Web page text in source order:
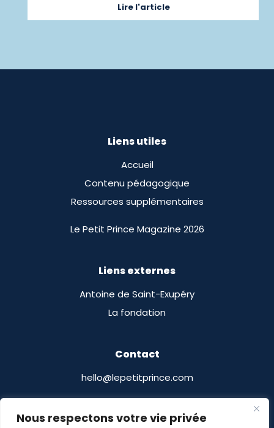
Nous respectons votre vie privée
Lire l'article
Liens utiles
Accueil
Contenu pédagogique
Ressources supplémentaires
Le Petit Prince Magazine 2026
Liens externes
Antoine de Saint-Exupéry
La fondation
Contact
hello@lepetitprince.com
13 Boulevard Edgar Quinet